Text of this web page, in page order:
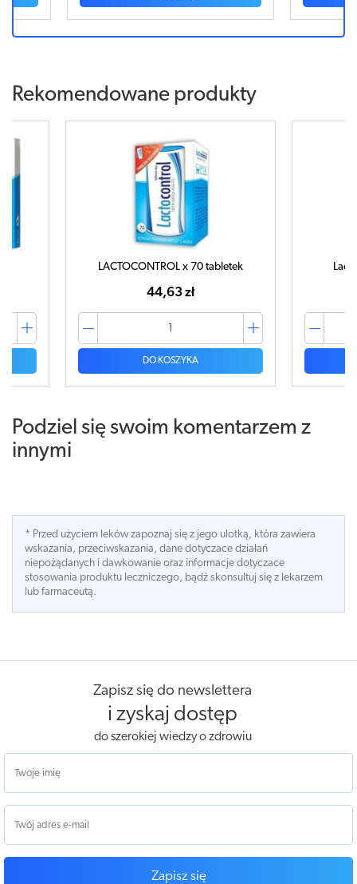
Rekomendowane produkty
LACTOCONTROL x 70 tabletek
44,63 zł
DO KOSZYKA
Podziel się swoim komentarzem z
innymi
* Przed użyciem leków zapoznaj się z jego ulotką, która zawiera
wskazania, przeciwskazania, dane dotyczace działań
niepożądanych i dawkowanie oraz informacje dotyczace
stosowania produktu leczniczego, bądź skonsultuj się z lekarzem
lub farmaceutą.
Zapisz się do newslettera
i zyskaj dostęp
do szerokiej wiedzy o zdrowiu
Zapisz się